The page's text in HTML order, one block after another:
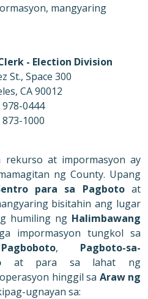
mangyaring
- Election Division
St., Space 300
CA 90012
978-0444
873-1000
rekurso at impormasyon ay
ng County. Upang
para sa Pagbotoat
bisitahin ang lugar
humiling ng Halimbawang
impormasyon tungkol sa
, Pagboto-sa-
at para sa lahat ng
hinggil sa Araw ng
ugnayan sa: